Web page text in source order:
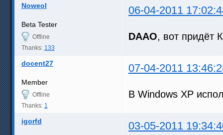
Noweol 06-04-2011
Beta Tester
Offline
Thanks: 133
DAAO, вот придёт
docent27 07-04-2011
Member
Offline
Thanks: 1
В Windows XP
igorfd 03-05-2011